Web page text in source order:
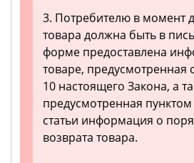
3. Потребителю в момент
товара должна быть в
форме предоставлена
товаре, предусмотренная
10 настоящего Закона, а
предусмотренная
статьи информация о
возврата товара.